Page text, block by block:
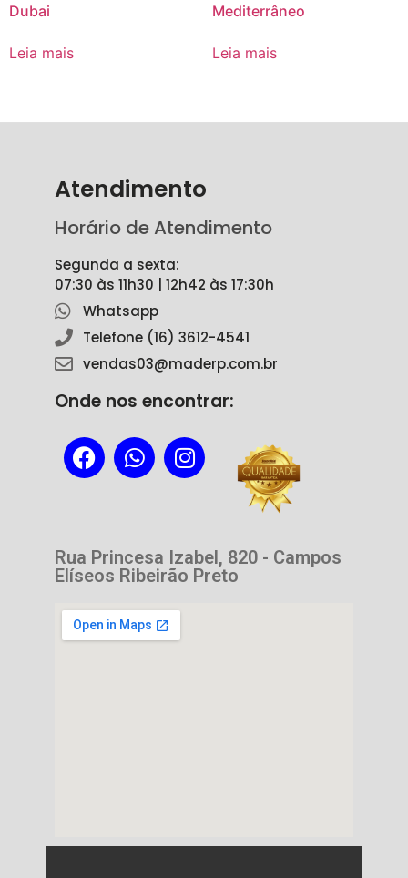
Dubai
Leia mais
Mediterrâneo
Leia mais
Atendimento
Horário de Atendimento
Segunda a sexta:
07:30 às 11h30 | 12h42 às 17:30h
Whatsapp
Telefone (16) 3612-4541
vendas03@maderp.com.br
Onde nos encontrar:
Rua Princesa Izabel, 820 - Campos
Elíseos Ribeirão Preto